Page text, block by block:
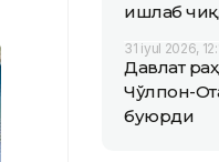
ишлаб
31 iyul 2026,
Давлат
Чўлпон-
буюрди